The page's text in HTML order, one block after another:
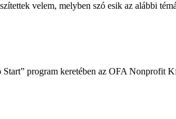
velem, melyben szó esik az alábbi
program keretében az OFA Nonprofit